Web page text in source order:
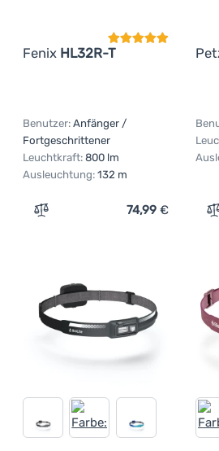
Fenix HL32R-T
Benutzer: Anfänger /
Fortgeschrittener
Leuchtkraft: 800 lm
Ausleuchtung: 132 m
Zum Vergleich 'Stirnlampe
74,99 €